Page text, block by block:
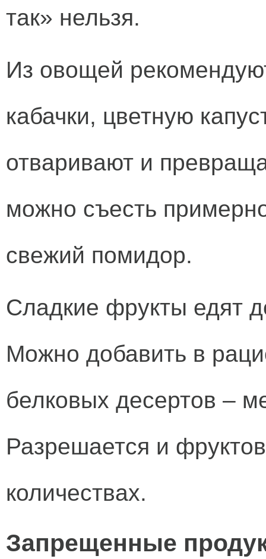
так» нельзя.
Из овощей
кабачки, цветную
отваривают и
можно съесть
свежий помидор.
Сладкие фрукты едят
Можно добавить в
белковых десертов –
Разрешается и
количествах.
Запрещенные